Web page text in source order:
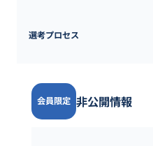
選考プロセス
会員限定 非公開情報